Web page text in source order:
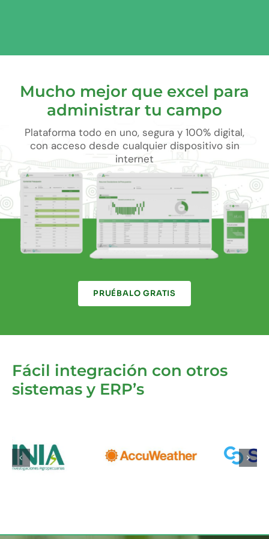
Mucho mejor que excel para
administrar tu campo
Plataforma todo en uno, segura y 100% digital,
con acceso desde cualquier dispositivo sin
internet
PRUÉBALO GRATIS
Fácil integración con otros
sistemas y ERP’s